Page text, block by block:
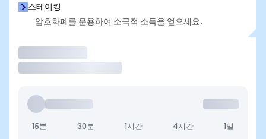
스테이킹
암호화폐를 운용하여 소극적 소득을 얻으세요.
15분 30분 1시간 4시간 1일